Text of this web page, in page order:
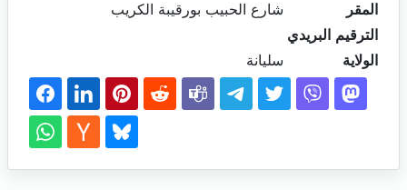
المقر
شارع الحبيب بورقيبة الكريب
الترقيم البريدي
الولاية
سليانة